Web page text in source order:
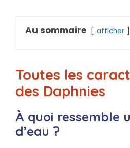
Au sommaire afficher
Toutes les
des Daphnies
À quoi ressemble
d’eau ?